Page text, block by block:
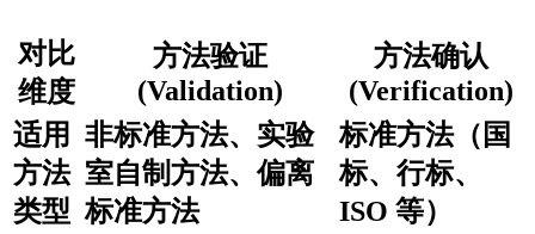
对比
维度
方法验证
(Validation)
方法确认
(Verification)
适用
方法
类型
非标准方法、实验
室自制方法、偏离
标准方法
标准方法（国
标、行标、
ISO 等）